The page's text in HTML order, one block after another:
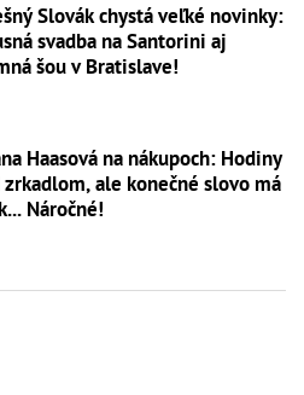
Slovák chystá veľké novinky:
svadba na Santorini aj
šou v Bratislave!
Haasová na nákupoch: Hodiny
zrkadlom, ale konečné slovo má
Náročné!